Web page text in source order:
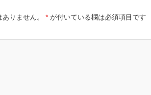
りません。 * が付いている欄は必須項目です